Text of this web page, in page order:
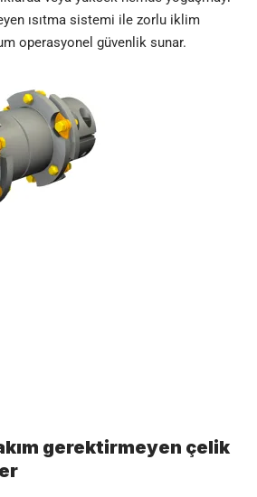
ısıtma sistemi ile zorlu iklim
operasyonel güvenlik sunar.
gerektirmeyen çelik